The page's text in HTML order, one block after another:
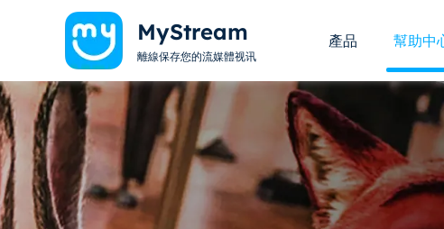
MyStream
離線保存您的流媒體视讯
產品 幫助中